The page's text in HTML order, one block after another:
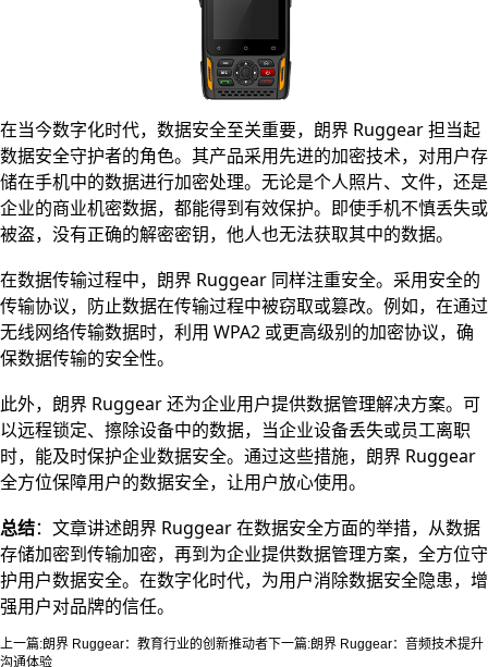
在当今数字化时代，数据安全至关重要，朗界 Ruggear 担当起
数据安全守护者的角色。其产品采用先进的加密技术，对用户存
储在手机中的数据进行加密处理。无论是个人照片、文件，还是
企业的商业机密数据，都能得到有效保护。即使手机不慎丢失或
被盗，没有正确的解密密钥，他人也无法获取其中的数据。
在数据传输过程中，朗界 Ruggear 同样注重安全。采用安全的
传输协议，防止数据在传输过程中被窃取或篡改。例如，在通过
无线网络传输数据时，利用 WPA2 或更高级别的加密协议，确
保数据传输的安全性。
此外，朗界 Ruggear 还为企业用户提供数据管理解决方案。可
以远程锁定、擦除设备中的数据，当企业设备丢失或员工离职
时，能及时保护企业数据安全。通过这些措施，朗界 Ruggear
全方位保障用户的数据安全，让用户放心使用。
总结：文章讲述朗界 Ruggear 在数据安全方面的举措，从数据
存储加密到传输加密，再到为企业提供数据管理方案，全方位守
护用户数据安全。在数字化时代，为用户消除数据安全隐患，增
强用户对品牌的信任。
上一篇:朗界 Ruggear：教育行业的创新推动者下一篇:朗界 Ruggear：音频技术提升
沟通体验